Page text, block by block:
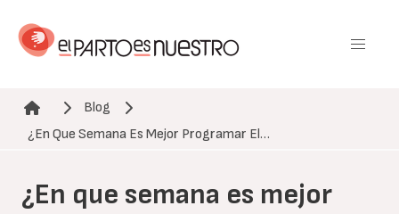
contenido
Ruta de navegación
Blog
¿En Que Semana Es Mejor Programar El…
¿En que semana es mejor